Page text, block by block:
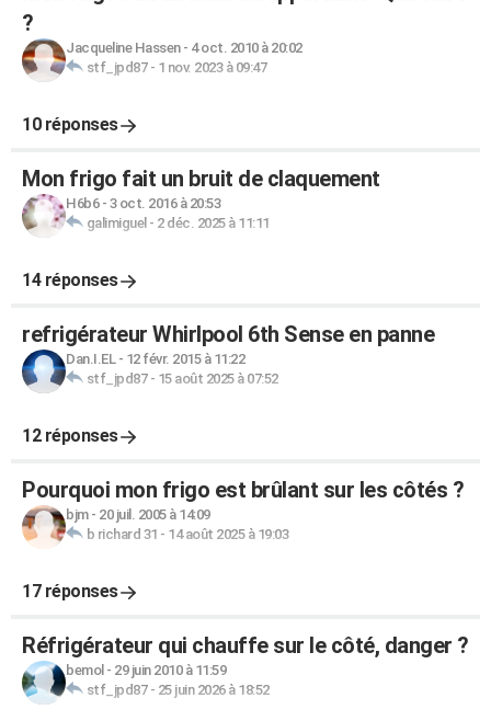
?
Jacqueline Hassen- 4 oct. 2010 à 20:02
stf_jpd87- 1 nov. 2023 à 09:47
10 réponses
Mon frigo fait un bruit de claquement
H6b6- 3 oct. 2016 à 20:53
galimiguel - 2 déc. 2025 à 11:11
14 réponses
refrigérateur Whirlpool 6th Sense en panne
Dan.I.EL- 12 févr. 2015 à 11:22
stf_jpd87- 15 août 2025 à 07:52
12 réponses
Pourquoi mon frigo est brûlant sur les côtés ?
bjm- 20 juil. 2005 à 14:09
b richard 31 - 14 août 2025 à 19:03
17 réponses
Réfrigérateur qui chauffe sur le côté, danger ?
bemol - 29 juin 2010 à 11:59
stf_jpd87- 25 juin 2026 à 18:52